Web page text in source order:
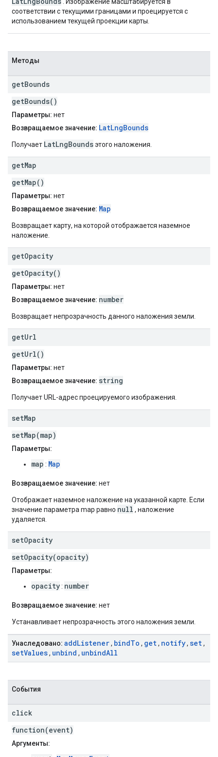
соответствии с текущими границами и проецируется с
использованием текущей проекции карты.
Методы
getBounds
getBounds()
Параметры: нет
Возвращаемое значение: LatLngBounds
Получает LatLngBoundsэтого наложения.
getMap
getMap()
Параметры: нет
Возвращаемое значение: Map
Возвращает карту, на которой отображается наземное
наложение.
getOpacity
getOpacity()
Параметры: нет
Возвращаемое значение: number
Возвращает непрозрачность данного наложения земли.
getUrl
getUrl()
Параметры: нет
Возвращаемое значение: string
Получает URL-адрес проецируемого изображения.
setMap
setMap(map)
Параметры:
map : Map
Возвращаемое значение: нет
Отображает наземное наложение на указанной карте. Если
значение параметра map равно null , наложение
удаляется.
setOpacity
setOpacity(opacity)
Параметры:
opacity: number
Возвращаемое значение: нет
Устанавливает непрозрачность этого наложения земли.
Унаследовано: addListener, bindTo , get, notify, set,
setValues, unbind , unbindAll
События
click
function(event)
Аргументы: